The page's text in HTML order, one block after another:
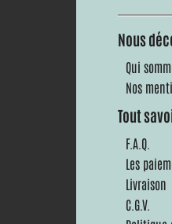
Nous
Qui
Nos
Tout
F.A.Q.
Les
Livraison
C.G.V.